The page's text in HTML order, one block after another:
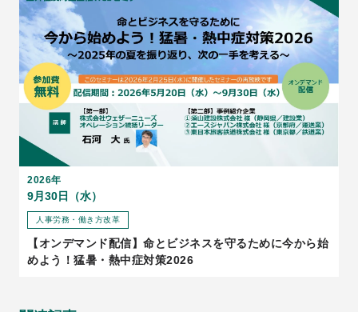
2026年
9月30日（水）
人事労務・働き方改革
【オンデマンド配信】命とビジネスを守るために今から始
めよう！猛暑・熱中症対策2026